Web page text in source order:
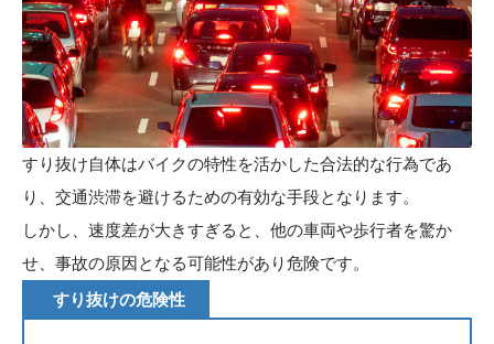
すり抜け自体はバイクの特性を活かした合法的な行為であ
り、交通渋滞を避けるための有効な手段となります。
しかし、速度差が大きすぎると、他の車両や歩行者を驚か
せ、事故の原因となる可能性があり危険です。
すり抜けの危険性